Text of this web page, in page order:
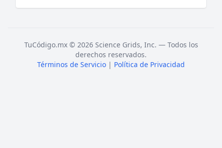
TuCódigo.mx © 2026 Science Grids, Inc. — Todos los
derechos reservados.
Términos de Servicio | Política de Privacidad